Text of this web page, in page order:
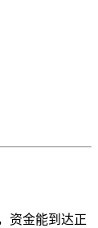
资金能到达正